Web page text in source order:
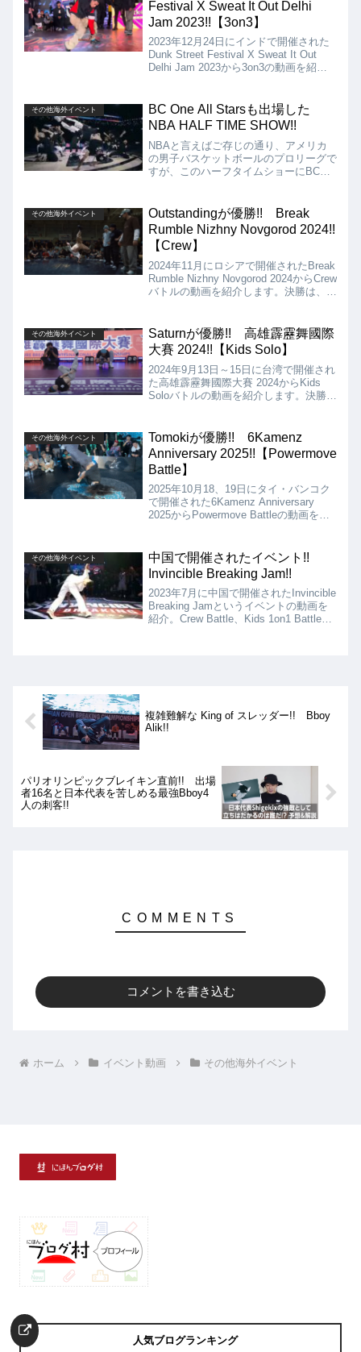
Festival X Sweat It Out Delhi
Jam 2023!!【3on3】
2023年12月24日にインドで開催された
Dunk Street Festival X Sweat It Out
Delhi Jam 2023から3on3の動画を紹介
りました!!
その他海外イベント
BC One All Starsも出場した
NBA HALF TIME SHOW!!
NBAと言えばご存じの通り、アメリカ
の男子バスケットボールのプロリーグで
すが、このハーフタイムショーにBC
その他海外イベント
Outstandingが優勝!! Break
Rumble Nizhny Novgorod 2024!!
【Crew】
2024年11月にロシアで開催されたBreak
Rumble Nizhny Novgorod 2024からCrew
バトルの動画を紹介します。決勝は、
が優勝となりました!!
その他海外イベント
Saturnが優勝!! 高雄霹靂舞國際
大賽 2024!!【Kids Solo】
2024年9月13日～15日に台湾で開催され
た高雄霹靂舞國際大賽 2024からKids
Soloバトルの動画を紹介します。決勝
優勝となりました!!
その他海外イベント
Tomokiが優勝!! 6Kamenz
Anniversary 2025!!【Powermove
Battle】
2025年10月18、19日にタイ・バンコク
で開催された6Kamenz Anniversary
2025からPowermove Battleの動画を紹
勝となりました!!
その他海外イベント
中国で開催されたイベント!!
Invincible Breaking Jam!!
2023年7月に中国で開催されたInvincible
Breaking Jamというイベントの動画を
紹介。Crew Battle、Kids 1on1 Battle、
複雑難解な King of スレッダー!! Bboy
Alik!!
パリオリンピックブレイキン直前!! 出場
者16名と日本代表を苦しめる最強Bboy4
人の刺客!!
コメントを書き込む
ホーム イベント動画 その他海外イベント
人気ブログランキング